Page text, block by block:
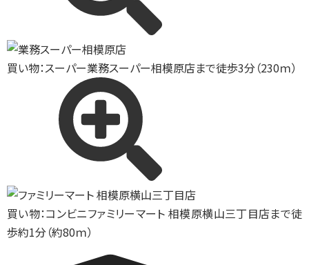
買い物：スーパー業務スーパー相模原店まで徒歩3分（230ｍ）
買い物：コンビニファミリーマート 相模原横山三丁目店まで徒
歩約1分（約80ｍ）